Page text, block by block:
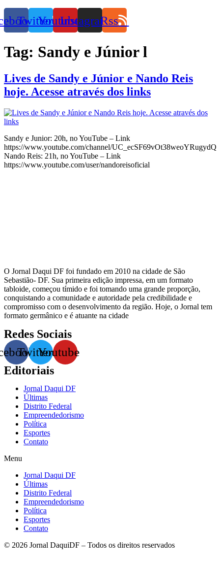
TwitterYoutubeInstagramRss
Tag: Sandy e Júnior l
Lives de Sandy e Júnior e Nando Reis
hoje. Acesse através dos links
Sandy e Junior: 20h, no YouTube – Link
https://www.youtube.com/channel/UC_ecSF69vOt38weoYRugydQ
Nando Reis: 21h, no YouTube – Link
https://www.youtube.com/user/nandoreisoficial
O Jornal Daqui DF foi fundado em 2010 na cidade de São
Sebastião- DF. Sua primeira edição impressa, em um formato
tabloide, começou tímido e foi tomando uma grande proporção,
conquistando a comunidade e autoridade pela credibilidade e
compromisso com o desenvolvimento da região. Hoje, o Jornal tem
formato germânico e é atuante na cidade
Redes Sociais
TwitterYoutube
Editoriais
Jornal Daqui DF
Últimas
Distrito Federal
Empreendedorismo
Política
Esportes
Contato
Menu
Jornal Daqui DF
Últimas
Distrito Federal
Empreendedorismo
Política
Esportes
Contato
© 2026 Jornal DaquiDF – Todos os direitos reservados